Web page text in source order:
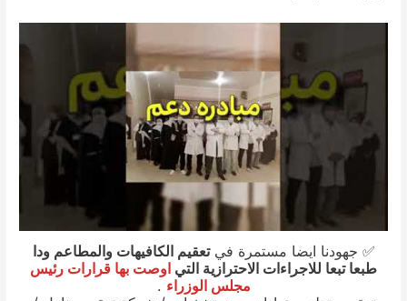
✅ جهودنا ايضا مستمرة فيتعقيم الكافيهات والمطاعم ودا
طبعا تبعا للاجراءات الاحترازية التي اوصت بها قرارات رئيس
مجلس الوزراء .